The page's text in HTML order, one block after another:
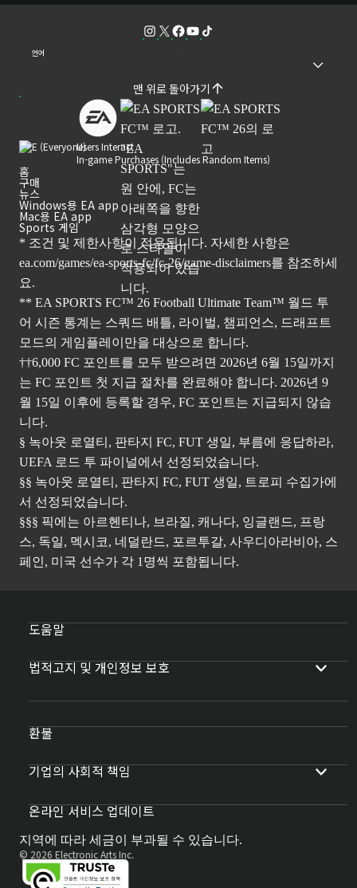
언어
맨 위로 돌아가기
Users Interact
In-game Purchases (Includes Random Items)
홈
구매
뉴스
Windows용 EA app
Mac용 EA app
Sports 게임
* 조건 및 제한사항이 적용됩니다. 자세한 사항은
ea.com/games/ea-sports-fc/fc-26/game-disclaimers를 참조하세
요.
** EA SPORTS FC™ 26 Football Ultimate Team™ 월드 투
어 시즌 통계는 스쿼드 배틀, 라이벌, 챔피언스, 드래프트
모드의 게임플레이만을 대상으로 합니다.
††6,000 FC 포인트를 모두 받으려면 2026년 6월 15일까지
는 FC 포인트 첫 지급 절차를 완료해야 합니다. 2026년 9
월 15일 이후에 등록할 경우, FC 포인트는 지급되지 않습
니다.
§ 녹아웃 로열티, 판타지 FC, FUT 생일, 부름에 응답하라,
UEFA 로드 투 파이널에서 선정되었습니다.
§§ 녹아웃 로열티, 판타지 FC, FUT 생일, 트로피 수집가에
서 선정되었습니다.
§§§ 픽에는 아르헨티나, 브라질, 캐나다, 잉글랜드, 프랑
스, 독일, 멕시코, 네덜란드, 포르투갈, 사우디아라비아, 스
페인, 미국 선수가 각 1명씩 포함됩니다.
도움말
법적고지 및 개인정보 보호
환불
기업의 사회적 책임
온라인 서비스 업데이트
지역에 따라 세금이 부과될 수 있습니다.
© 2026 Electronic Arts Inc.